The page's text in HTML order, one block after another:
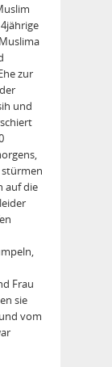
zur
und
stürmen
auf die
Frau
sie
vom